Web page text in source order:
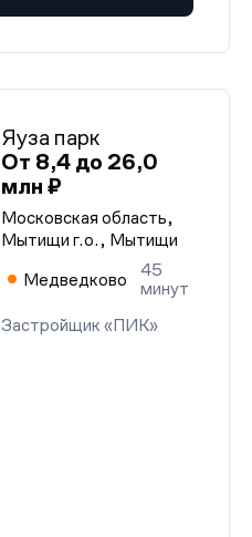
Яуза парк
От 8,4 до 26,0
млн ₽
Московская область,
Мытищи г.о., Мытищи
Медведково
45
минут
Застройщик «ПИК»